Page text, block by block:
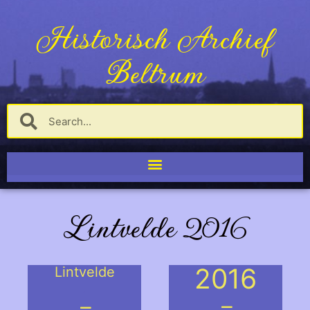
Historisch Archief
Beltrum
Lintvelde 2016
Lintvelde
2016